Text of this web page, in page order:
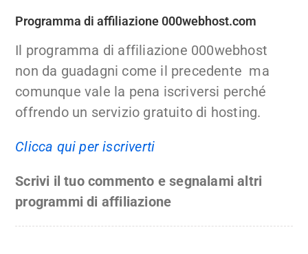
Programma di affiliazione 000webhost.com
Il programma di affiliazione 000webhost
non da guadagni come il precedente ma
comunque vale la pena iscriversi perché
offrendo un servizio gratuito di hosting.
Clicca qui per iscriverti
Scrivi il tuo commento e segnalami altri
programmi di affiliazione